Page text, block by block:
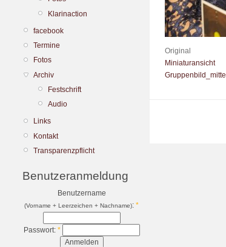
Klarinaction
facebook
Termine
Fotos
Archiv
Festschrift
Audio
Links
Kontakt
Transparenzpflicht
Benutzeranmeldung
Benutzername
(Vorname + Leerzeichen + Nachname): *
Passwort: *
Original
Miniaturansicht
Gruppenbild_mittel